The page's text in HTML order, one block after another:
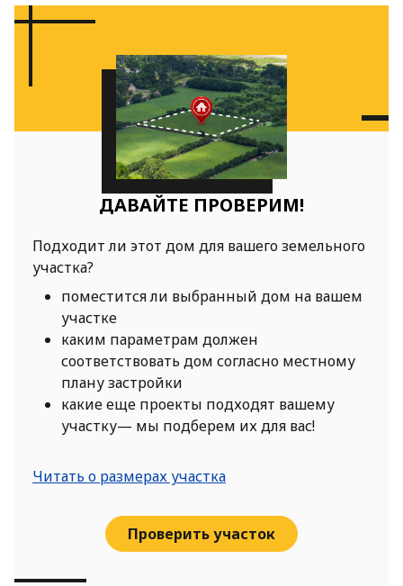
ДАВАЙТЕ ПРОВЕРИМ!
Подходит ли этот дом для вашего земельного
участка?
поместится ли выбранный дом на вашем
участке
каким параметрам должен
соответствовать дом согласно местному
плану застройки
какие еще проекты подходят вашему
участку— мы подберем их для вас!
Читать о размерах участка
Проверить участок